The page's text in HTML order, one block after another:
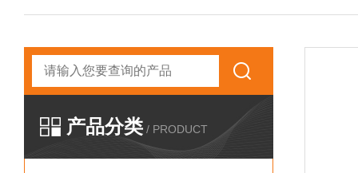
产品分类 / PRODUCT